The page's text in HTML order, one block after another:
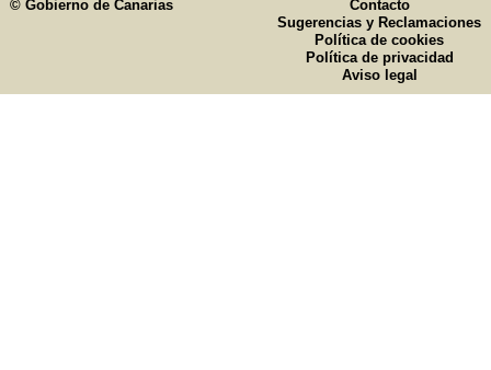
© Gobierno de Canarias
Contacto
Sugerencias y Reclamaciones
Política de cookies
Política de privacidad
Aviso legal